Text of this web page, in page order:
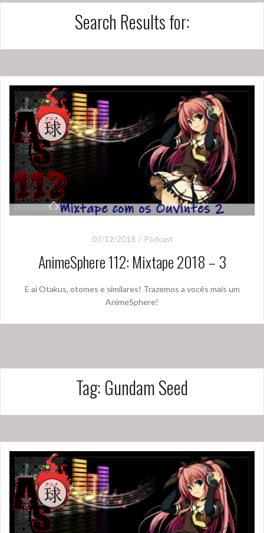
Search Results for:
07/12/2018 Podcast
AnimeSphere 112: Mixtape 2018 – 3
E aí Otakus, otomes e similares! Trazemos a vocês mais um
AnimeSphere!
Tag: Gundam Seed